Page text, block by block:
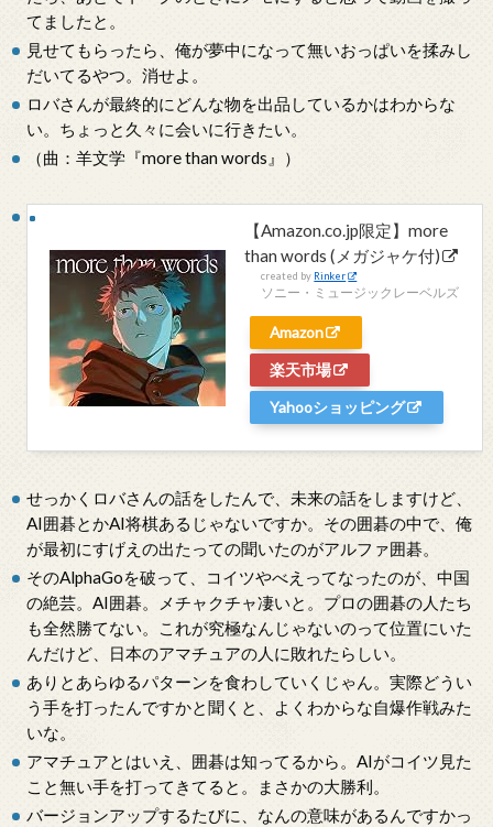
てましたと。
見せてもらったら、俺が夢中になって無いおっぱいを揉みし
だいてるやつ。消せよ。
ロバさんが最終的にどんな物を出品しているかはわからな
い。ちょっと久々に会いに行きたい。
（曲：羊文学『more than words』）
【Amazon.co.jp限定】more
than words (メガジャケ付)
created by Rinker
ソニー・ミュージックレーベルズ
Amazon
楽天市場
Yahooショッピング
せっかくロバさんの話をしたんで、未来の話をしますけど、
AI囲碁とかAI将棋あるじゃないですか。その囲碁の中で、俺
が最初にすげえの出たっての聞いたのがアルファ囲碁。
そのAlphaGoを破って、コイツやべえってなったのが、中国
の絶芸。AI囲碁。メチャクチャ凄いと。プロの囲碁の人たち
も全然勝てない。これが究極なんじゃないのって位置にいた
んだけど、日本のアマチュアの人に敗れたらしい。
ありとあらゆるパターンを食わしていくじゃん。実際どうい
う手を打ったんですかと聞くと、よくわからな自爆作戦みた
いな。
アマチュアとはいえ、囲碁は知ってるから。AIがコイツ見た
こと無い手を打ってきてると。まさかの大勝利。
バージョンアップするたびに、なんの意味があるんですかっ